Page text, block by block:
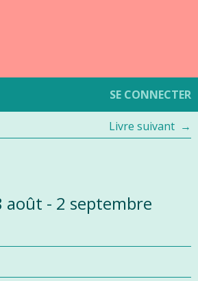
SE CONNECTER
Livre suivant
août - 2 septembre